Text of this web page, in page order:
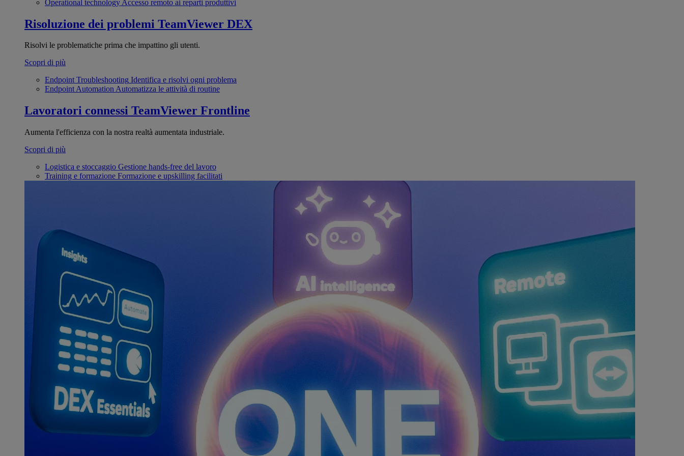
Operational technology Accesso remoto ai reparti produttivi
Risoluzione dei problemi TeamViewer DEX
Risolvi le problematiche prima che impattino gli utenti.
Scopri di più
Endpoint Troubleshooting Identifica e risolvi ogni problema
Endpoint AutomationAutomatizza le attività di routine
Lavoratori connessi TeamViewer Frontline
Aumenta l'efficienza con la nostra realtà aumentata industriale.
Scopri di più
Logistica e stoccaggio Gestione hands-free del lavoro
Training e formazione Formazione e upskilling facilitati